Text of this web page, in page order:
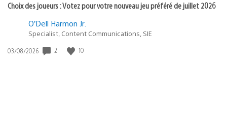
Choix des joueurs : Votez pour votre nouveau jeu préféré de juillet 2026
O’Dell Harmon Jr.
Specialist, Content Communications, SIE
Date
03/08/2026 2 10